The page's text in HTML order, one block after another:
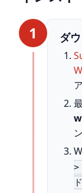
1
ダ
>
ド